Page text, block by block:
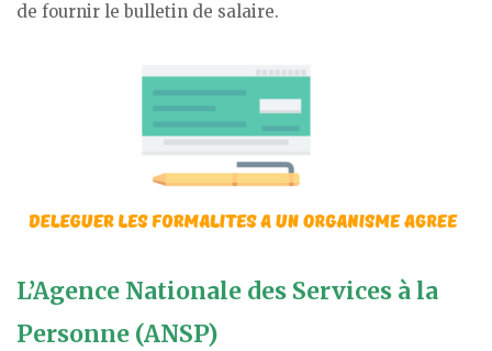
de fournir le bulletin de salaire.
L’Agence Nationale des Services à la
Personne (ANSP)